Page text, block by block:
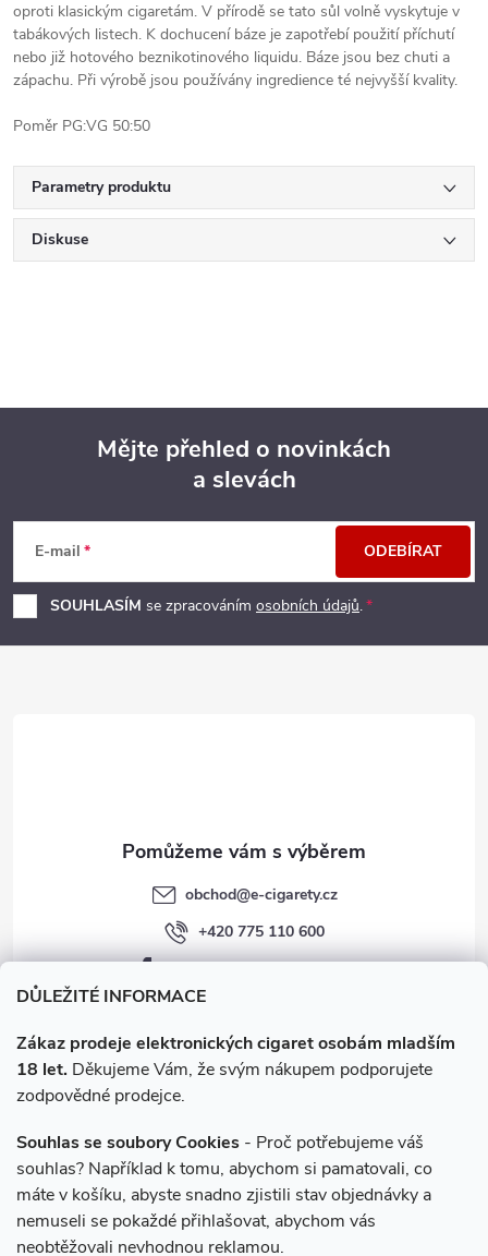
DŮLEŽITÉ INFORMACE
Zákaz prodeje elektronických cigaret osobám mladším
18 let. Děkujeme Vám, že svým nákupem podporujete
zodpovědné prodejce.
Souhlas se soubory Cookies - Proč potřebujeme váš
souhlas? Například k tomu, abychom si pamatovali, co
máte v košíku, abyste snadno zjistili stav objednávky a
nemuseli se pokaždé přihlašovat, abychom vás
neobtěžovali nevhodnou reklamou.
oproti klasickým cigaretám. V přírodě se tato sůl volně vyskytuje v
tabákových listech. K dochucení báze je zapotřebí použití příchutí
nebo již hotového beznikotinového liquidu. Báze jsou bez chuti a
zápachu. Při výrobě jsou používány ingredience té nejvyšší kvality.
Poměr PG:VG 50:50
Parametry produktu
Diskuse
p
a
Mějte přehled o novinkách
a slevách
E-mail
SOUHLASÍM se zpracováním osobních údajů.
ODEBÍRAT
obchod@e-cigarety.cz
+420 775 110 600
facebook.com/e-cigarety.cz
Instagram